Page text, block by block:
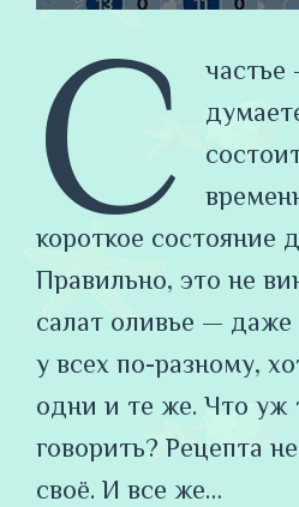
С
короткое состояние
Правильно, это не
салат оливье —
у всех по-разному,
одни и те же. Что уж
говорить? Рецепта
своё. И все же…